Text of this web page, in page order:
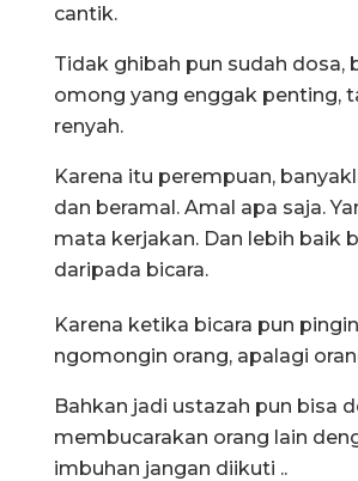
cantik.
Tidak ghibah pun sudah dosa,
omong yang enggak penting,
renyah.
Karena itu perempuan,
dan beramal. Amal apa saja.
mata kerjakan. Dan lebih baik
daripada bicara.
Karena ketika bicara pun
ngomongin orang, apalagi
Bahkan jadi ustazah pun bisa
membucarakan orang lain
imbuhan jangan diikuti ..